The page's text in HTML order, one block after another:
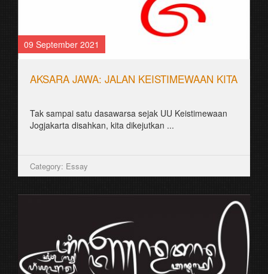
09 September 2021
AKSARA JAWA: JALAN KEISTIMEWAAN KITA
Tak sampai satu dasawarsa sejak UU Keistimewaan
Jogjakarta disahkan, kita dikejutkan ...
Category: Essay